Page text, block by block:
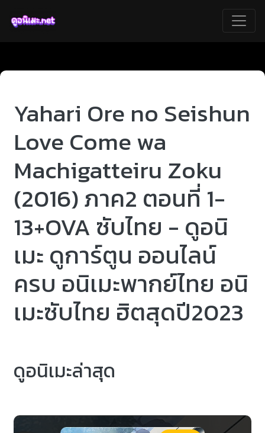
Yahari Ore no Seishun
Love Come wa
Machigatteiru Zoku
(2016) ภาค2 ตอนที่ 1-
13+OVA ซับไทย - ดูอนิ
เมะ ดูการ์ตูน ออนไลน์
ครบ อนิเมะพากย์ไทย อนิ
เมะซับไทย ฮิตสุดปี2023
ดูอนิเมะล่าสุด